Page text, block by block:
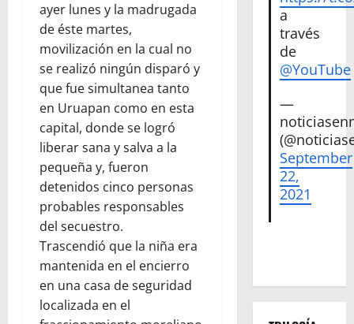
ayer lunes y la madrugada
de éste martes,
movilización en la cual no
se realizó ningún disparó y
que fue simultanea tanto
en Uruapan como en esta
capital, donde se logró
liberar sana y salva a la
pequeña y, fueron
detenidos cinco personas
probables responsables
del secuestro.
Trascendió que la niña era
mantenida en el encierro
en una casa de seguridad
localizada en el
a
través
de
@YouTube
—
September
22,
2021